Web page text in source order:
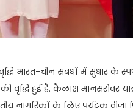
भारत-चीन संबंधों में सुधार के
की वृद्धि हुई है. कैलाश मानसरोवर
नागरिकों के लिए पर्यटक